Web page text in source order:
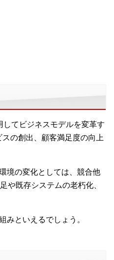
てビジネスモデルを変革す
の創出、顧客満足度の向上
境の変化としては、競合他
や既存システムの老朽化、
みといえるでしょう。